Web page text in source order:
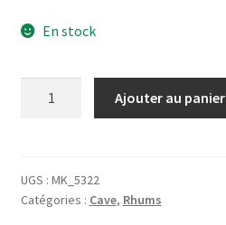
En stock
HAMPDEN
1753
Ajouter au panier
UGS : MK_5322
Catégories : Cave, Rhums